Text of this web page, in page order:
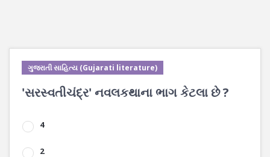
ગુજરાતી સાહિત્ય (Gujarati literature)
'સરસ્વતીચંદ્ર' નવલકથાના ભાગ કેટલા છે ?
4
2